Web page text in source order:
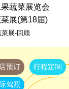
蔬菜展览会
展(第18届)
展-回顾
预订 行程定制
驾照